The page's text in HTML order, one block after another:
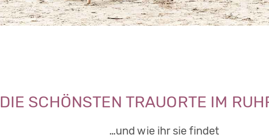
DIE SCHÖNSTEN TRAUORTE IM
…und wie ihr sie findet